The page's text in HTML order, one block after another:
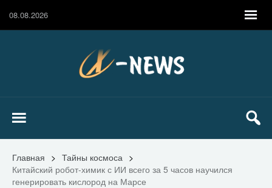
08.08.2026
Главная > Тайны космоса >
Китайский робот-химик с ИИ всего за 5 часов научился
генерировать кислород на Марсе